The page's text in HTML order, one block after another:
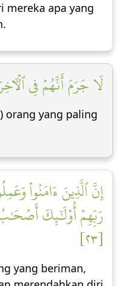
mereka apa yang
لَا جَرَمَ أَنَّهُمۡ فِي
orang yang paling
إِنَّ ٱلَّذِينَ ءَامَنُواْ
رَبِّهِمۡ أُوْلَٰٓئِكَ أَصۡحَٰبُ
[٢٣]
yang beriman,